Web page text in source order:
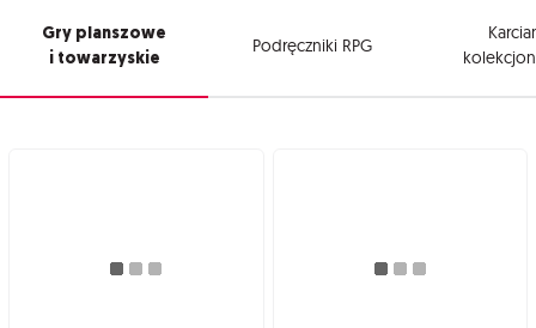
Gry planszowe
i towarzyskie
Podręczniki RPG